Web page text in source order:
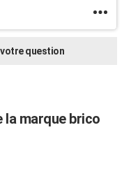
votre question
la marque brico